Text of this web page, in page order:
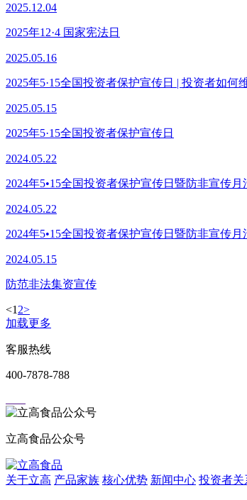
2025.12.04
2025年12·4 国家宪法日
2025.05.16
2025年5·15全国投资者保护宣传日 | 投资者如何
2025.05.15
2025年5·15全国投资者保护宣传日
2024.05.22
2024年5•15全国投资者保护宣传日暨防非宣传
2024.05.22
2024年5•15全国投资者保护宣传日暨防非宣传
2024.05.15
防范非法集资宣传
<1 2>
加载更多
客服热线
400-7878-788
立高食品公众号
关于立高 产品家族 核心优势 新闻中心 投资者关